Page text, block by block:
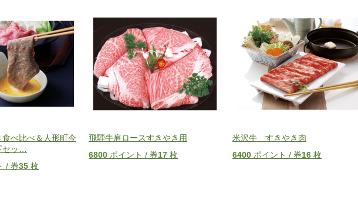
べ比べ＆人形町今
ッ …
/ 券35 枚
飛騨牛肩ロースすきやき用
6800 ポイント / 券17 枚
米沢牛 すきやき肉
6400 ポイント / 券16 枚